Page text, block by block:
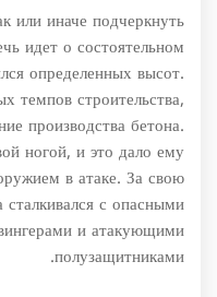
или иначе подчеркнуть
идет о состоятельном
определенных высот.
темпов строительства,
производства бетона.
ногой, и это дало ему
в атаке. За свою
с опасными
и атакующими
полузащитниками.